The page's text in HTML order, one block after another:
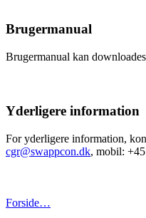
Brugermanual
Brugermanual kan
Yderligere information
For yderligere information,
cgr@swappcon.dk, mobil:
Forside…